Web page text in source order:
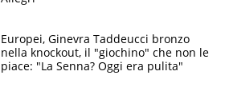
Europei, Ginevra Taddeucci bronzo
nella knockout, il "giochino" che non le
piace: "La Senna? Oggi era pulita"